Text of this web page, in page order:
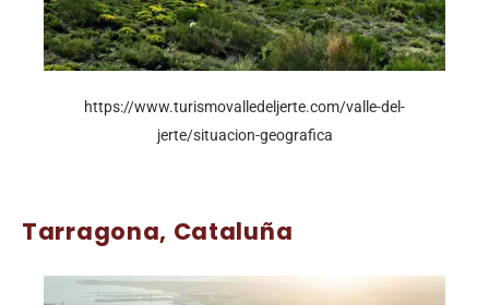
https://www.turismovalledeljerte.com/valle-del-
jerte/situacion-geografica
Tarragona, Cataluña